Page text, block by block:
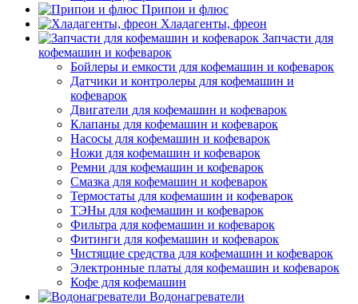
Припои и флюс
Хладагенты, фреон
Запчасти для
кофемашин и кофеварок
Бойлеры и емкости для кофемашин и кофеварок
Датчики и контролеры для кофемашин и
кофеварок
Двигатели для кофемашин и кофеварок
Клапаны для кофемашин и кофеварок
Насосы для кофемашин и кофеварок
Ножи для кофемашин и кофеварок
Ремни для кофемашин и кофеварок
Смазка для кофемашин и кофеварок
Термостаты для кофемашин и кофеварок
ТЭНы для кофемашин и кофеварок
Фильтра для кофемашин и кофеварок
Фитинги для кофемашин и кофеварок
Чистящие средства для кофемашин и кофеварок
Электронные платы для кофемашин и кофеварок
Кофе для кофемашин
Водонагреватели